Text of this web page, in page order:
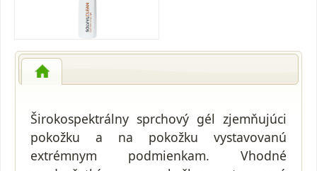
Širokospektrálny sprchový gél zjemňujúci
pokožku a na pokožku vystavovanú
extrémnym podmienkam. Vhodné